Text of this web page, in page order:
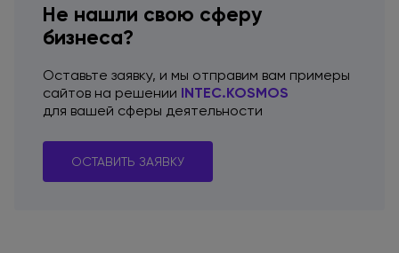
Не нашли свою сферу
бизнеса?
Оставьте заявку, и мы отправим вам примеры
сайтов на решении INTEC.KOSMOS
для вашей сферы деятельности
ОСТАВИТЬ ЗАЯВКУ